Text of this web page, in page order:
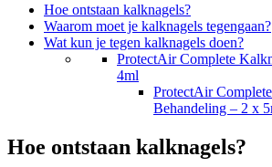
Hoe ontstaan kalknagels?
Waarom moet je kalknagels tegengaan?
Wat kun je tegen kalknagels doen?
ProtectAir Complete
4ml
ProtectAir
Behandeling – 2 x
Hoe ontstaan kalknagels?